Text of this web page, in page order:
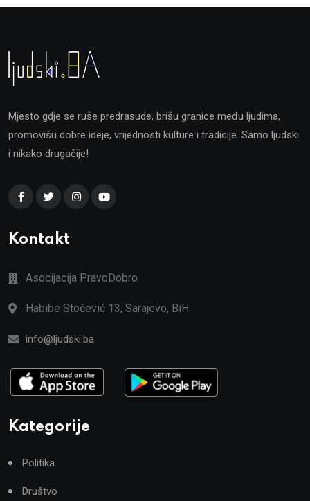
Mjesto gdje se ruše predrasude, brišu granice među ljudima,
promovišu dobre ideje, vrijednosti kulture i tradicije. Samo ljudski
i nikako drugačije!
Kontakt
Asocijacija PravoDobro
Habibe Stočević 13, Sarajevo, BiH
info@ljudski.ba
Kategorije
Politika
Društvo